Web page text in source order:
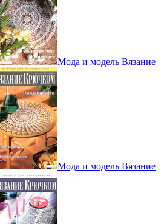
Мода и модель Вязание
Мода и модель Вязание